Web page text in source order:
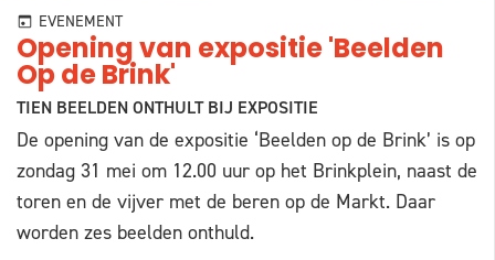
EVENEMENT
Opening van expositie 'Beelden
Op de Brink'
TIEN BEELDEN ONTHULT BIJ EXPOSITIE
De opening van de expositie ‘Beelden op de Brink’ is op
zondag 31 mei om 12.00 uur op het Brinkplein, naast de
toren en de vijver met de beren op de Markt. Daar
worden zes beelden onthuld.